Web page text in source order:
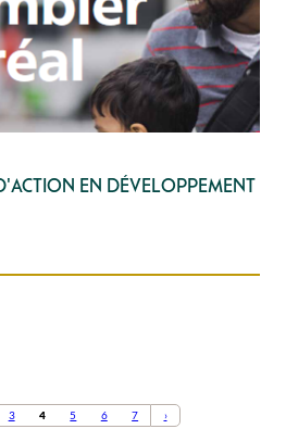
en développement
3 4 5 6 7 ›